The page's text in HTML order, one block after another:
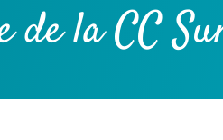
la CC